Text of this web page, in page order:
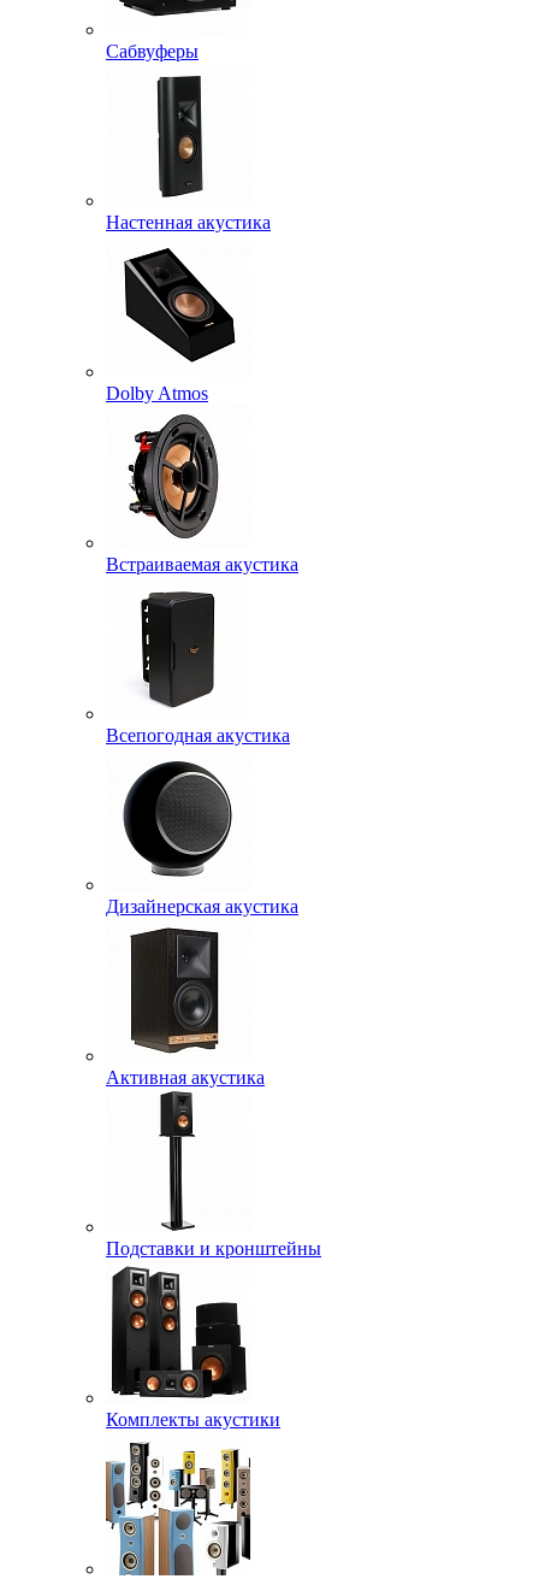
Сабвуферы
Настенная акустика
Dolby Atmos
Встраиваемая акустика
Всепогодная акустика
Дизайнерская акустика
Активная акустика
Подставки и кронштейны
Комплекты акустики